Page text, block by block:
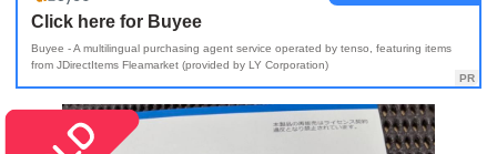
Click here for Buyee
Buyee - A multilingual purchasing agent service operated by tenso, featuring items
from JDirectItems Fleamarket (provided by LY Corporation)